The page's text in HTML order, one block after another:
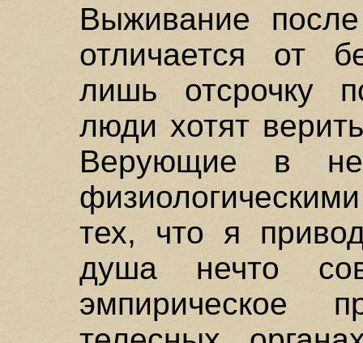
Выживание
отличается от
лишь отсрочку
люди хотят
Верующие в
тех, что я
душа нечто
эмпирическое